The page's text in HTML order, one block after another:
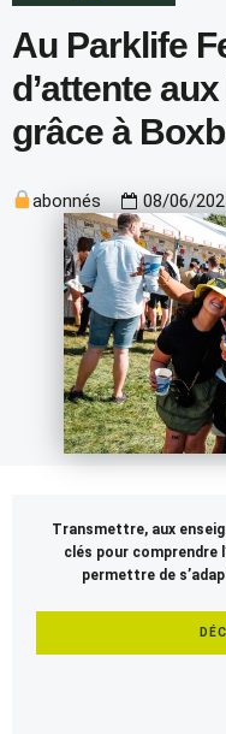
Au Parklife
d’attente
grâce à
abonnés 08/06/
article
membres
Transmettre, aux
clés pour comprendre
permettre de